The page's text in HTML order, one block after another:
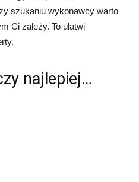
szukaniu wykonawcy warto
Ci zależy. To ułatwi
najlepiej…